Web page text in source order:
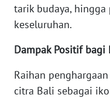
tarik budaya, hingga
keseluruhan.
Dampak Positif bagi
Raihan
citra Bali sebagai
SUMBAR
WN
SUMSEL